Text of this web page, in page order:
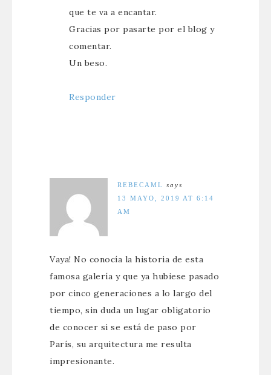
que te va a encantar.
Gracias por pasarte por el blog y
comentar.
Un beso.
Responder
REBECAML
says
13 MAYO, 2019 AT 6:14
AM
Vaya! No conocía la historia de esta
famosa galería y que ya hubiese pasado
por cinco generaciones a lo largo del
tiempo, sin duda un lugar obligatorio
de conocer si se está de paso por
París, su arquitectura me resulta
impresionante.